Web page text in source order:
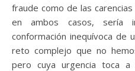
fraude como de las
en ambos casos, sería
conformación inequívoca de
reto complejo que no
pero cuya urgencia toca